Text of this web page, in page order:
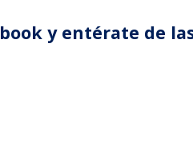
y entérate de